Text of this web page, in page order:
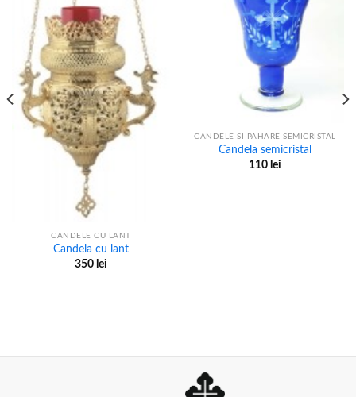
CANDELE CU LANT
Candela cu lant
350 lei
CANDELE SI PAHARE SEMICRISTAL
Candela semicristal
110 lei